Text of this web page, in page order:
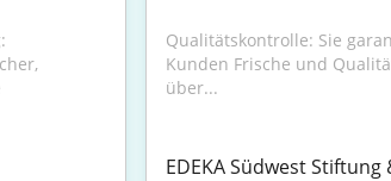
Qualitätskontrolle: Sie
Kunden Frische und
über...
EDEKA Südwest Stiftung